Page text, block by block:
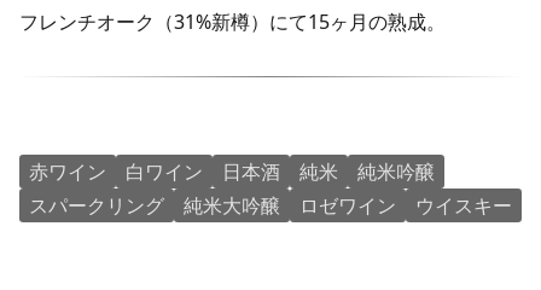
フレンチオーク（31%新樽）にて15ヶ月の熟成。
赤ワイン 白ワイン 日本酒 純米
純米吟醸
スパークリング
純米大吟醸 ロゼワイン ウイスキー